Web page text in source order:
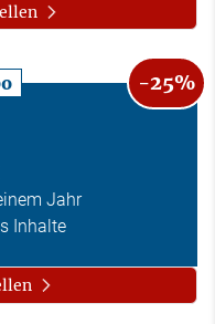
-25%
Jahr
Inhalte